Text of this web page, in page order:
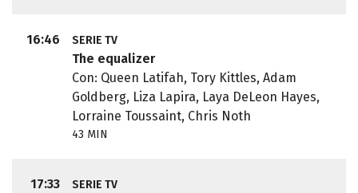
16:46 SERIE TV
The equalizer
Con: Queen Latifah, Tory Kittles, Adam
Goldberg, Liza Lapira, Laya DeLeon Hayes,
Lorraine Toussaint, Chris Noth
43 MIN
17:33 SERIE TV